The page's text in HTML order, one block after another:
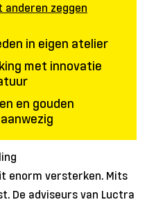
anderen zeggen
in eigen atelier
met innovatie
en gouden
enorm versterken. Mits
De adviseurs van Luctra